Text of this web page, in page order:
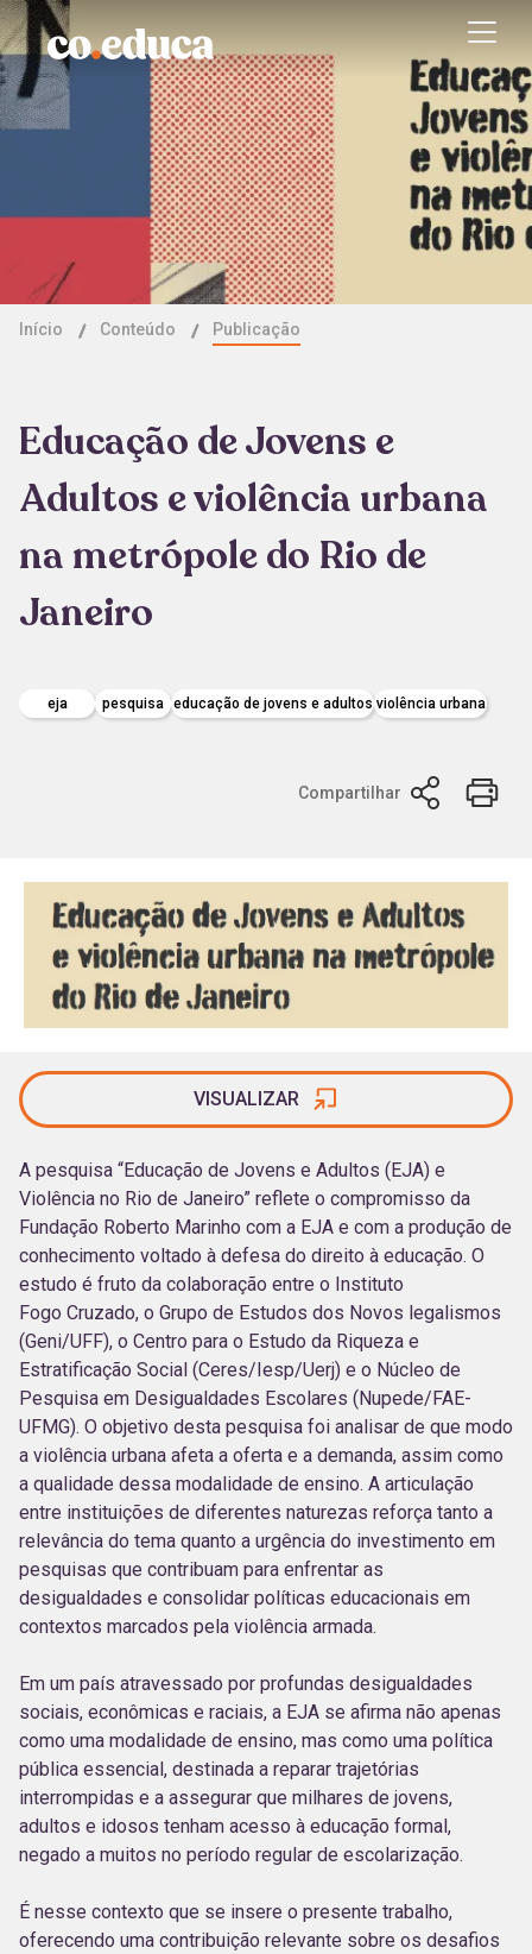
Início Conteúdo Publicação
Educação de Jovens e
Adultos e violência urbana
na metrópole do Rio de
Janeiro
eja pesquisa educação de jovens e adultos violência urbana
Compartilhar
VISUALIZAR
A pesquisa “Educação de Jovens e Adultos (EJA) e
Violência no Rio de Janeiro” reflete o compromisso da
Fundação Roberto Marinho com a EJA e com a produção de
conhecimento voltado à defesa do direito à educação. O
estudo é fruto da colaboração entre o Instituto
Fogo Cruzado, o Grupo de Estudos dos Novos legalismos
(Geni/UFF), o Centro para o Estudo da Riqueza e
Estratificação Social (Ceres/Iesp/Uerj) e o Núcleo de
Pesquisa em Desigualdades Escolares (Nupede/FAE-
UFMG). O objetivo desta pesquisa foi analisar de que modo
a violência urbana afeta a oferta e a demanda, assim como
a qualidade dessa modalidade de ensino. A articulação
entre instituições de diferentes naturezas reforça tanto a
relevância do tema quanto a urgência do investimento em
pesquisas que contribuam para enfrentar as
desigualdades e consolidar políticas educacionais em
contextos marcados pela violência armada.
Em um país atravessado por profundas desigualdades
sociais, econômicas e raciais, a EJA se afirma não apenas
como uma modalidade de ensino, mas como uma política
pública essencial, destinada a reparar trajetórias
interrompidas e a assegurar que milhares de jovens,
adultos e idosos tenham acesso à educação formal,
negado a muitos no período regular de escolarização.
É nesse contexto que se insere o presente trabalho,
oferecendo uma contribuição relevante sobre os desafios